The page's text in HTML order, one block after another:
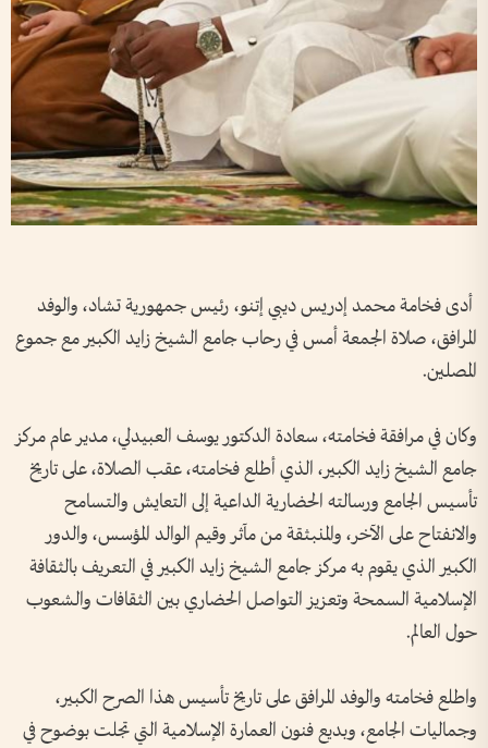
أدى فخامة محمد إدريس ديبي إتنو، رئيس جمهورية تشاد، والوفد
المرافق، صلاة الجمعة أمس في رحاب جامع الشيخ زايد الكبير مع جموع
المصلين.
وكان في مرافقة فخامته، سعادة الدكتور يوسف العبيدلي، مدير عام مركز
جامع الشيخ زايد الكبير، الذي أطلع فخامته، عقب الصلاة، على تاريخ
تأسيس الجامع ورسالته الحضارية الداعية إلى التعايش والتسامح
والانفتاح على الآخر، والمنبثقة من مآثر وقيم الوالد المؤسس، والدور
الكبير الذي يقوم به مركز جامع الشيخ زايد الكبير في التعريف بالثقافة
الإسلامية السمحة وتعزيز التواصل الحضاري بين الثقافات والشعوب
حول العالم.
واطلع فخامته والوفد المرافق على تاريخ تأسيس هذا الصرح الكبير،
وجماليات الجامع، وبديع فنون العمارة الإسلامية التي تجلت بوضوح في